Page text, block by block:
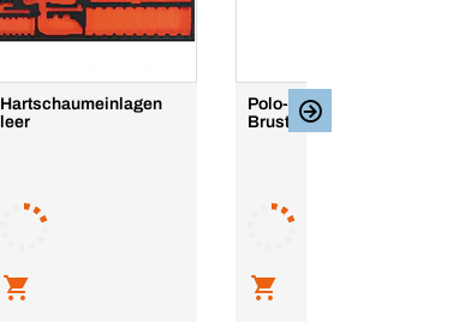
Hartschaumeinlagen
leer
Polo-Shirt mit
Brusttasche IMAGE